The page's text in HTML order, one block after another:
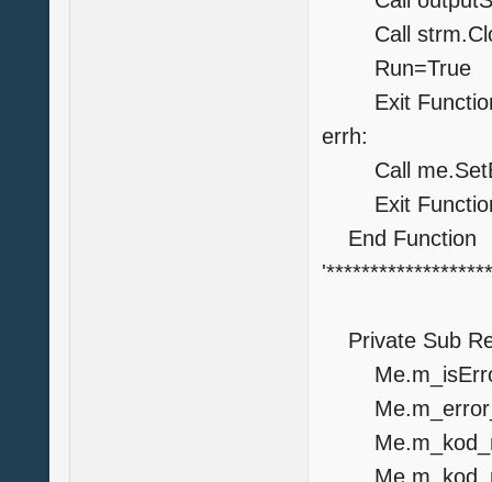
Call
Run=True
Exit
errh:
Call
Exit
End Function
Private Sub